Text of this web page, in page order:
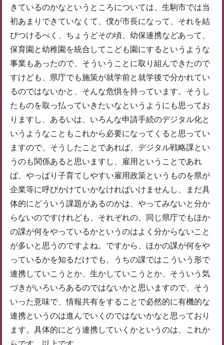
きているのかなというところについては、生駒市では当
初あまりできていなくて、僕が市長になって、それを結
びつけるべく、ちょうどその頃、幼保連携などあって、
保育園と幼稚園を統合してこども園にするというような
事業もあったので、そういうことに取り組んできたので
すけども、県庁でも施策が就学前と就学後で分かれてい
るのではないかと、そんな危惧を持っています。そうし
たものを取っ払っていきたいなというようにも思ってお
りますし、あるいは、いろんな申請手続のデジタル化と
いうようなこともこれから必要になってくると思ってい
ますので、そうしたことであれば、デジタル戦略課とい
うのも関係あると思いますし、雇用ということであれ
ば、やっぱり子育てしやすい雇用政策というものを県が
企業等に呼びかけていかなければいけませんし、まだ具
体的にどういう課題があるのかは、やってみないと分か
らないのですけれども、それぞれの、同じ県庁でもほか
の課が何をやっているかというのはよく分からないこと
が多いと思うのですよね。ですから、ほかの課が何をや
っているかを知るだけでも、うちの課ではこういう形で
連携していこうとか、生かしていこうとか、そういう気
づきがいろいろあるのではないかと思いますので、そう
いった意味で、情報共有をすることで必然的に有機的な
連携というのは進んでいくのではないかなと思っており
ます。具体的にどう連携していくかというのは、これか